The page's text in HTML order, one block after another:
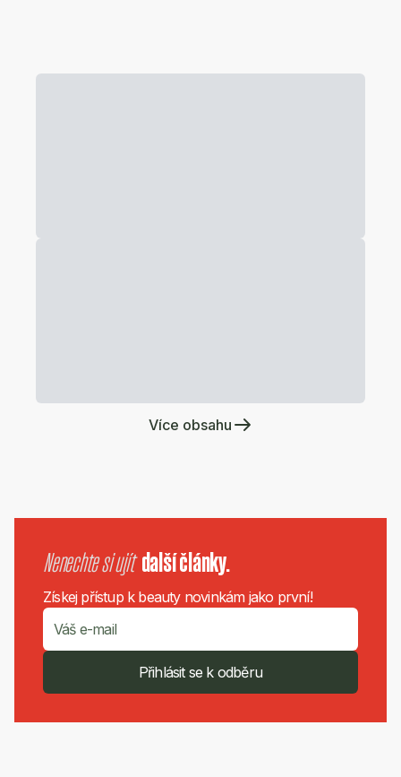
Více obsahu
Nenechte si ujít další články.
Získej přístup k beauty novinkám jako první!
Přihlásit se k odběru